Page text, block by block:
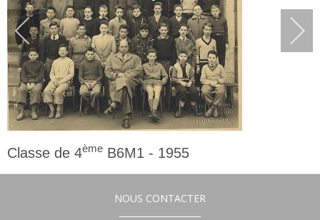
Classe de 4ème B6M1 - 1955
4ème
NOUS CONTACTER